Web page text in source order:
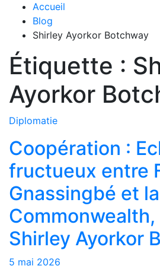
Accueil
Blog
Shirley Ayorkor Botchway
Étiquette :
Ayorkor
Diplomatie
Coopération :
fructueux entre
Gnassingbé et
Commonwealth,
Shirley Ayorkor
5 mai 2026